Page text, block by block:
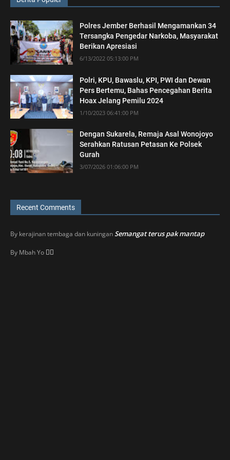
Polres Jember Berhasil Mengamankan 34
Tersangka Pengedar Narkoba, Masyarakat
Berikan Apresiasi
6/13/2022 05:13:00 PM
Polri, KPU, Bawaslu, KPI, PWI dan Dewan
Pers Bertemu, Bahas Pencegahan Berita
Hoax Jelang Pemilu 2024
1/10/2023 06:41:00 PM
Dengan Sukarela, Remaja Asal Wonojoyo
Serahkan Ratusan Petasan Ke Polsek
Gurah
3/07/2026 01:06:00 PM
Recent Comments
By kerajinan tembaga dan kuninganSemangat terus pak mantap
By Mbah Yo 👍🏼